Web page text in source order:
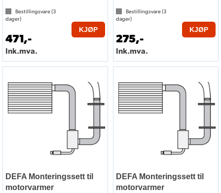
Bestillingsvare (3
dager)
471,-
Ink.mva.
KJØP
Bestillingsvare (3
dager)
275,-
Ink.mva.
KJØP
DEFA Monteringssett til
motorvarmer
DEFA Monteringssett til
motorvarmer